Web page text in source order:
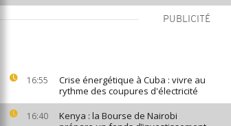
PUBLICITÉ
16:55
Crise énergétique à Cuba : vivre au
rythme des coupures d'électricité
16:40
Kenya : la Bourse de Nairobi